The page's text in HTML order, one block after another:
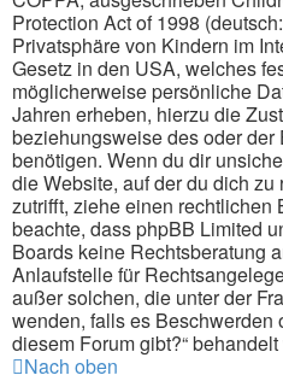
Protection Act of 1998
Privatsphäre von Kindern im
Gesetz in den USA, welches
möglicherweise persönliche
Jahren erheben, hierzu die
beziehungsweise des oder
benötigen. Wenn du dir
die Website, auf der du dich zu
zutrifft, ziehe einen rechtlichen
beachte, dass phpBB Limited
Boards keine Rechtsberatung
Anlaufstelle für
außer solchen, die unter der
wenden, falls es Beschwerden
diesem Forum gibt?“
Nach oben